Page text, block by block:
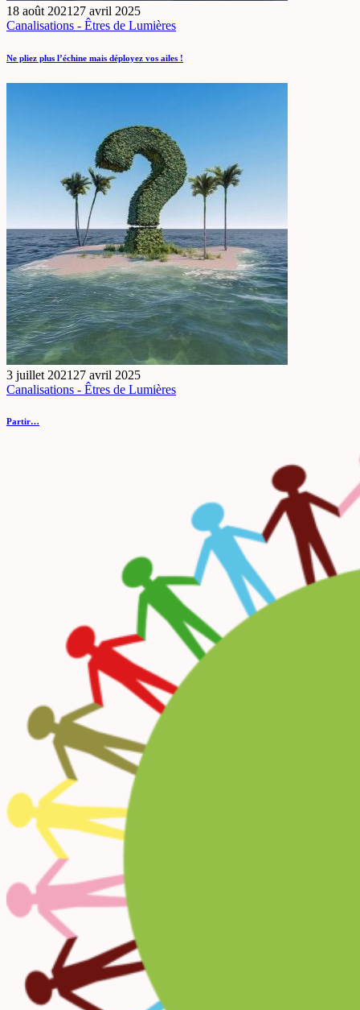
18 août 2021 27 avril 2025
Canalisations - Êtres de Lumières
Ne pliez plus l’échine mais déployez vos ailes !
3 juillet 2021 27 avril 2025
Canalisations - Êtres de Lumières
Partir…